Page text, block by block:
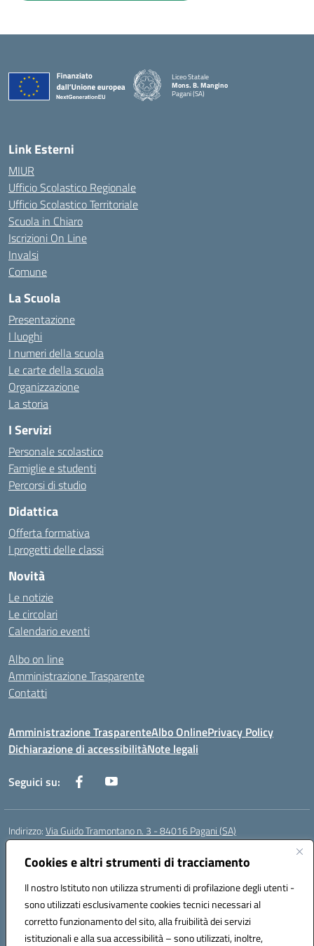
Cookies e altri strumenti di tracciamento
Il nostro Istituto non utilizza strumenti di profilazione degli utenti -
sono utilizzati esclusivamente cookies tecnici necessari al
corretto funzionamento del sito, alla fruibilità dei servizi
istituzionali e alla sua accessibilità – sono utilizzati, inoltre,
Liceo Statale
Mons. B. Mangino
Pagani (SA)
— Visita la pagina iniziale della scuola
Link Esterni
MIUR
Ufficio Scolastico Regionale
Ufficio Scolastico Territoriale
Scuola in Chiaro
Iscrizioni On Line
Invalsi
Comune
La Scuola
Presentazione
I luoghi
I numeri della scuola
Le carte della scuola
Organizzazione
La storia
I Servizi
Personale scolastico
Famiglie e studenti
Percorsi di studio
Didattica
Offerta formativa
I progetti delle classi
Novità
Le notizie
Le circolari
Calendario eventi
Albo on line
Amministrazione Trasparente
Contatti
Amministrazione TrasparenteAlbo OnlinePrivacy Policy
Dichiarazione di accessibilitàNote legali
Seguici su:
Indirizzo:Via Guido Tramontano n. 3 - 84016 Pagani (SA)
Centralino:
Posta elettronica certificata (PEC):saps08000t@pec.istruzione.it
Codice fiscale: 80022400651
Codice meccanografico:SAPS08000T
Codice Indice delle Pubbliche Amministrazioni (IPA): istsc_saps08000t
Codice unico di fatturazione (CUF): UFC29W